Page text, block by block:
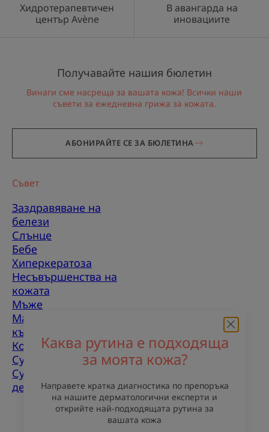
Каква рутина е подходяща
за моята кожа?
Направете кратка диагностика по препоръка
на нашите дерматологични експерти и
открийте най-подходящата рутина за
вашата кожа
Хидротерапевтичен
център Avène
В авангарда на
иновациите
Получавайте нашия бюлетин
Винаги сме насреща за вашата кожа! Всички наши
съвети за ежедневна грижа за кожата.
АБОНИРАЙТЕ СЕ ЗА БЮЛЕТИНА
Съвет
Заздравяване на
белези
Слънце
Бебе
Хиперкератоза
Несъвършенства на
кожата
Мъже
Мазнакожа, склонна
към несъвършенства
Комбинирана кожа
Суха кожа
Сухота и
дехидратация
За нас